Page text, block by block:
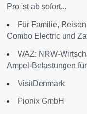
Pro ist ab sofort...
Für Familie,
Combo Electric und
WAZ: NRW-
Ampel-Belastungen
VisitDenmark
Pionix GmbH